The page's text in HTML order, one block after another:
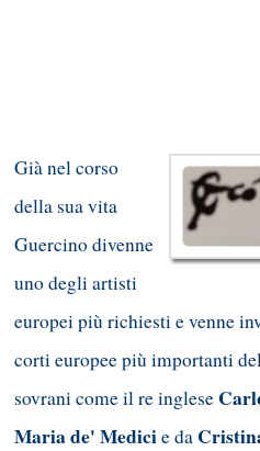
Già nel corso
della sua vita
Guercino divenne
uno degli artisti
europei più richiesti e venne
corti europee più importanti
sovrani come il re inglese
Maria de' Medicie da